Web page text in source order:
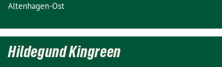
Altenhagen-Ost
Hildegund Kingreen